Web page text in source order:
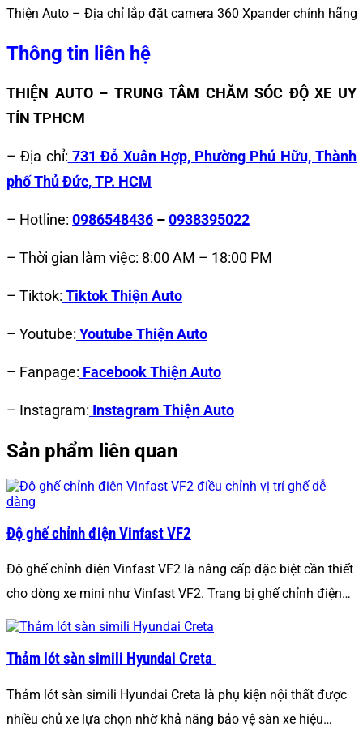
Thiện Auto – Địa chỉ lắp đặt camera 360 Xpander chính hãng
Thông tin liên hệ
THIỆN AUTO – TRUNG TÂM CHĂM SÓC ĐỘ XE UY
TÍN TPHCM
– Địa chỉ: 731 Đỗ Xuân Hợp, Phường Phú Hữu, Thành
phố Thủ Đức, TP. HCM
– Hotline: 0986548436 –0938395022
– Thời gian làm việc: 8:00 AM – 18:00 PM
– Tiktok: Tiktok Thiện Auto
– Youtube: Youtube Thiện Auto
– Fanpage: Facebook Thiện Auto
– Instagram: Instagram Thiện Auto
Sản phẩm liên quan
Độ ghế chỉnh điện Vinfast VF2
Độ ghế chỉnh điện Vinfast VF2 là nâng cấp đặc biệt cần thiết
cho dòng xe mini như Vinfast VF2. Trang bị ghế chỉnh điện…
Thảm lót sàn simili Hyundai Creta
Thảm lót sàn simili Hyundai Creta là phụ kiện nội thất được
nhiều chủ xe lựa chọn nhờ khả năng bảo vệ sàn xe hiệu…